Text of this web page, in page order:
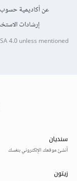
عن أكاديمية حسوب
إرشادات
4.0unless mentioned